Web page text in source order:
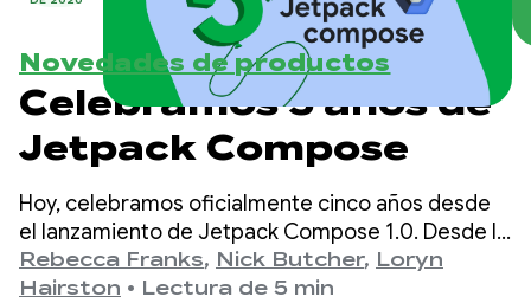
Novedades de productos
Celebramos 5 años de
Jetpack Compose
Hoy, celebramos oficialmente cinco años desde
el lanzamiento de Jetpack Compose 1.0. Desde la
versión 1.0, anunciada el 28 de julio de 2021, hasta
nuestro lanzamiento más reciente de la versión
Rebecca Franks, Nick Butcher, Loryn
Hairston • Lectura de 5 min